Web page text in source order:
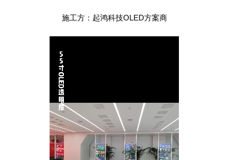
施工方：起鸿科技OLED方案商